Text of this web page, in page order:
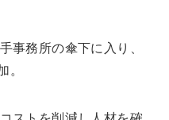
事務所の傘下に入り、